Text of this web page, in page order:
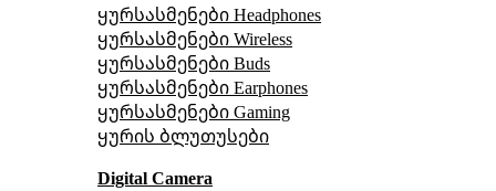
ყურსასმენები Headphones
ყურსასმენები Wireless
ყურსასმენები Buds
ყურსასმენები Earphones
ყურსასმენები Gaming
ყურის ბლუთუსები
Digital Camera